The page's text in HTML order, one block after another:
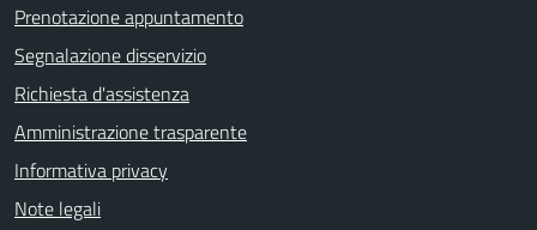
Prenotazione appuntamento
Segnalazione disservizio
Richiesta d'assistenza
Amministrazione trasparente
Informativa privacy
Note legali